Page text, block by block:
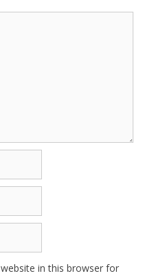
in this browser for